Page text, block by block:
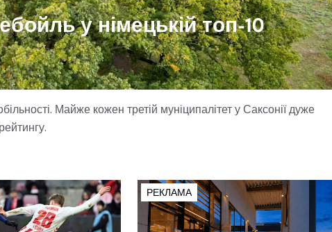
у німецькій топ-10
Майже кожен третій муніципалітет у Саксонії дуже
РЕКЛАМА